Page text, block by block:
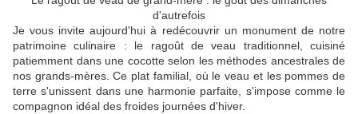
d'autrefois
Je vous invite aujourd'hui à redécouvrir un monument de notre
patrimoine culinaire : le ragoût de veau traditionnel, cuisiné
patiemment dans une cocotte selon les méthodes ancestrales de
nos grands-mères. Ce plat familial, où le veau et les pommes de
terre s'unissent dans une harmonie parfaite, s'impose comme le
compagnon idéal des froides journées d'hiver.